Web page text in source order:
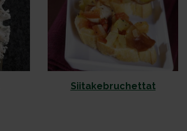
Siitakebruchettat